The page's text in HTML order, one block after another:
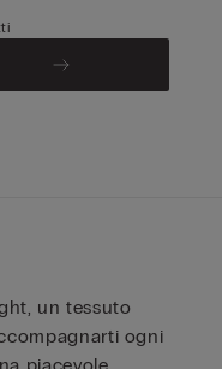
un tessuto
ogni